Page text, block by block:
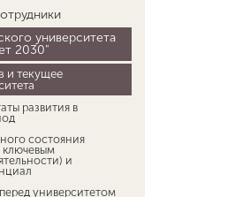
университета
2030"
и текущее
развития в
состояния
ключевым
и
университетом